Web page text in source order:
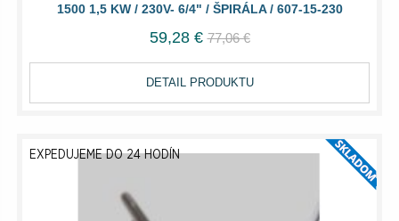
1500 1,5 KW / 230V- 6/4" / ŠPIRÁLA / 607-15-230
59,28 € 77,06 €
DETAIL PRODUKTU
EXPEDUJEME DO 24 HODÍN